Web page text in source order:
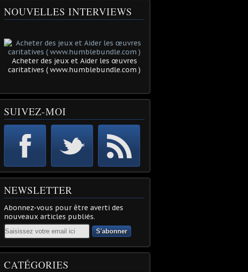
NOUVELLES INTERVIEWS
Acheter des jeux et Aider les œuvres
caritatives ( www.humblebundle.com )
SUIVEZ-MOI
NEWSLETTER
Abonnez-vous pour être averti des
nouveaux articles publiés.
Email
CATÉGORIES